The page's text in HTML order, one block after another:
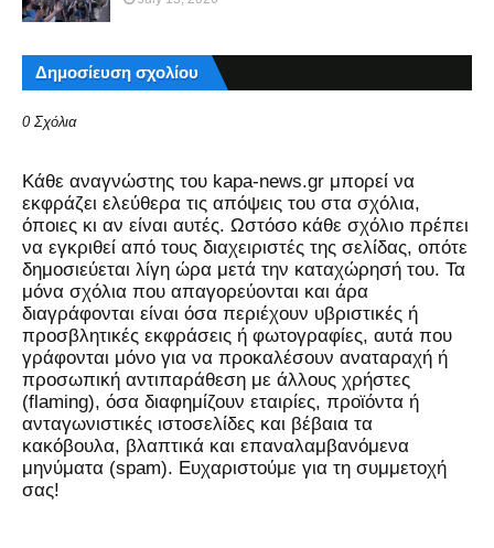
Δημοσίευση σχολίου
0 Σχόλια
Kάθε αναγνώστης του kapa-news.gr μπορεί να
εκφράζει ελεύθερα τις απόψεις του στα σχόλια,
όποιες κι αν είναι αυτές. Ωστόσο κάθε σχόλιο πρέπει
να εγκριθεί από τους διαχειριστές της σελίδας, οπότε
δημοσιεύεται λίγη ώρα μετά την καταχώρησή του. Τα
μόνα σχόλια που απαγορεύονται και άρα
διαγράφονται είναι όσα περιέχουν υβριστικές ή
προσβλητικές εκφράσεις ή φωτογραφίες, αυτά που
γράφονται μόνο για να προκαλέσουν αναταραχή ή
προσωπική αντιπαράθεση με άλλους χρήστες
(flaming), όσα διαφημίζουν εταιρίες, προϊόντα ή
ανταγωνιστικές ιστοσελίδες και βέβαια τα
κακόβουλα, βλαπτικά και επαναλαμβανόμενα
μηνύματα (spam). Ευχαριστούμε για τη συμμετοχή
σας!